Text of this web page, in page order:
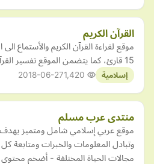
القرآن الكريم
موقع لقراءة القرآن الكريم والأستماع
15 قارئ، كما يتضمن الموقع تفسير القرآن الكريم
إسلامية 2018-06-27
منتدى عرب مسلم
موقع عربي إسلامي شامل ومتميز يهدف
وتبادل المعلومات والخبرات ومتابعة
مجالات الحياة المختلفة - أضخم